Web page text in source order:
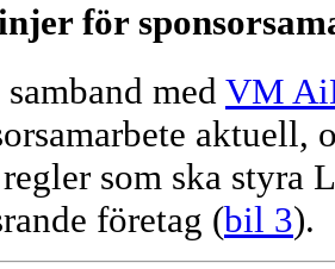
för
med VM
som ska styra
företag (bil 3).